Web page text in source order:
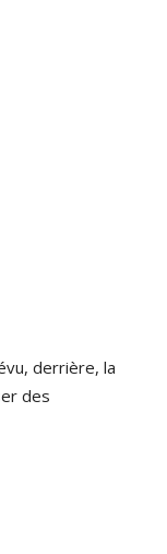
derrière, la
des